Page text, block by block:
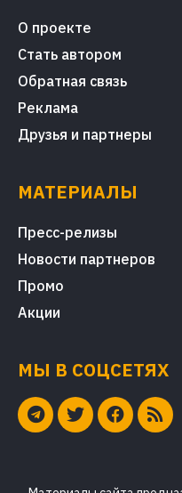
О проекте
Стать автором
Обратная связь
Реклама
Друзья и партнеры
МАТЕРИАЛЫ
Пресс-релизы
Новости партнеров
Промо
Акции
МЫ В СОЦСЕТЯХ